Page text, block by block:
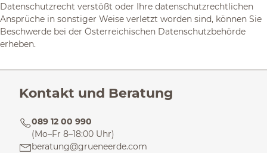
Datenschutzrecht verstößt oder Ihre datenschutzrechtlichen
Ansprüche in sonstiger Weise verletzt worden sind, können Sie
Beschwerde bei der Österreichischen Datenschutzbehörde
erheben.
Kontakt und Beratung
089 12 00 990
(Mo–Fr 8–18:00 Uhr)
beratung@grueneerde.com